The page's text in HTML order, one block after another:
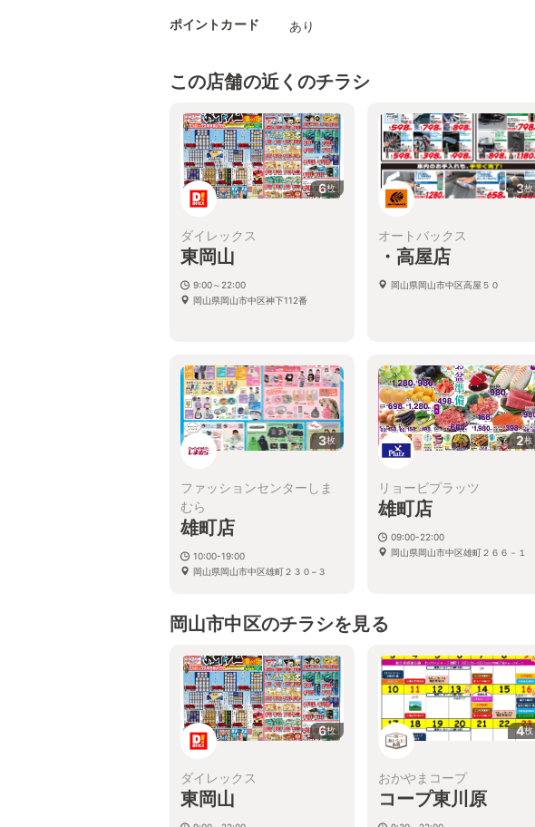
ポイントカード あり
この店舗の近くのチラシ
6枚
ダイレックス
東岡山
9:00～22:00
岡山県岡山市中区神下112番
3枚
オートバックス
・高屋店
岡山県岡山市中区高屋５０
3枚
ファッションセンターしま
むら
雄町店
10:00-19:00
岡山県岡山市中区雄町２３０−３
2枚
リョービプラッツ
雄町店
09:00-22:00
岡山県岡山市中区雄町２６６－１
岡山市中区のチラシを見る
6枚
ダイレックス
東岡山
4枚
おかやまコープ
コープ東川原